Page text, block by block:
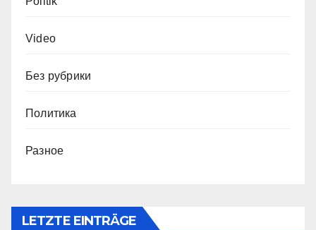
Video
Без рубрики
Политика
Разное
LETZTE EINTRÄGE